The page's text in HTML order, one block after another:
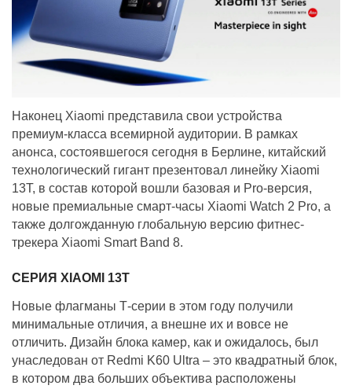
Наконец Xiaomi представила свои устройства
премиум-класса всемирной аудитории. В рамках
анонса, состоявшегося сегодня в Берлине, китайский
технологический гигант презентовал линейку Xiaomi
13Т, в состав которой вошли базовая и Pro-версия,
новые премиальные смарт-часы Xiaomi Watch 2 Pro, а
также долгожданную глобальную версию фитнес-
трекера Xiaomi Smart Band 8.
СЕРИЯ XIAOMI 13Т
Новые флагманы Т-серии в этом году получили
минимальные отличия, а внешне их и вовсе не
отличить. Дизайн блока камер, как и ожидалось, был
унаследован от Redmi K60 Ultra – это квадратный блок,
в котором два больших объектива расположены